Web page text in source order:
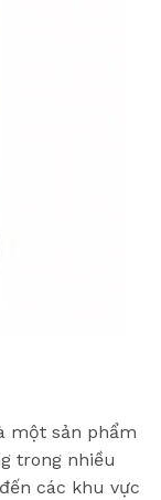
một sản phẩm
trong nhiều
các khu vực